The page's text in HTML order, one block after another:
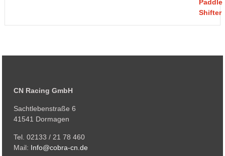
CN Racing GmbH
Sachtlebenstraße 6
41541 Dormagen
Tel. 02133 / 21 78 460
Mail: Info@cobra-cn.de